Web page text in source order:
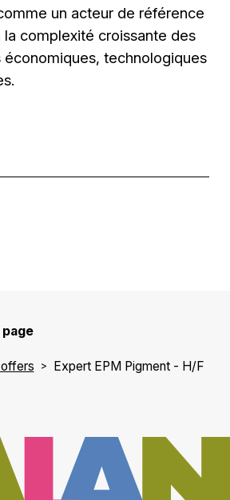
un acteur de référence
la complexité croissante des
économiques, technologiques
Expert EPM Pigment - H/F